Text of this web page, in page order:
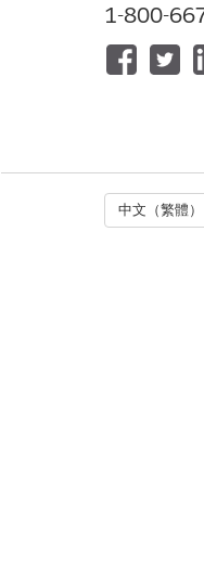
1-800-
中文（繁體）